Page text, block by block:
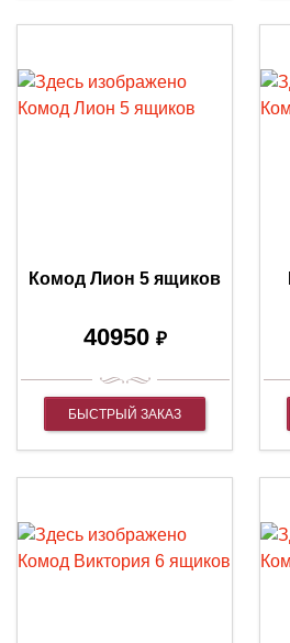
Комод Лион 5 ящиков
40950 ₽
БЫСТРЫЙ ЗАКАЗ